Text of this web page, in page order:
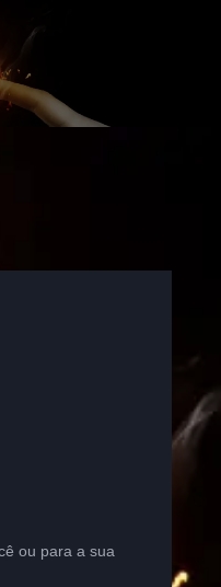
ou para a sua